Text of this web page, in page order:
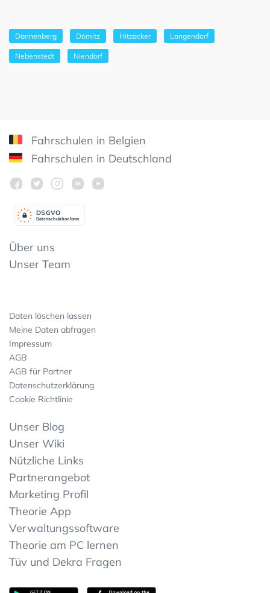
Dannenberg Dömitz Hitzacker Langendorf
Nebenstedt Niendorf
Fahrschulen in Belgien
Fahrschulen in Deutschland
Datenschutzkonform
DSGVO
Über uns
Unser Team
Daten löschen lassen
Meine Daten abfragen
Impressum
AGB
AGB für Partner
Datenschutzerklärung
Cookie Richtlinie
Unser Blog
Unser Wiki
Nützliche Links
Partnerangebot
Marketing Profil
Theorie App
Verwaltungssoftware
Theorie am PC lernen
Tüv und Dekra Fragen